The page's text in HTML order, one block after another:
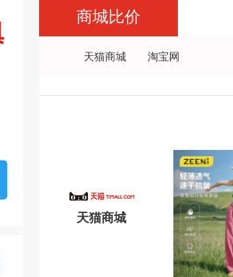
商城比价
天猫商城 淘宝网
天猫商城